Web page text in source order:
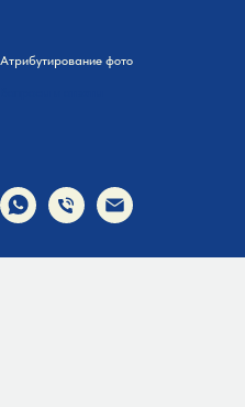
Атрибутирование фото